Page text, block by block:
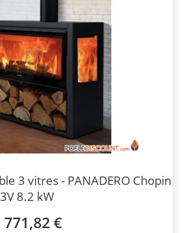
3 vitres - PANADERO Chopin
3V 8.2 kW
771,82 €